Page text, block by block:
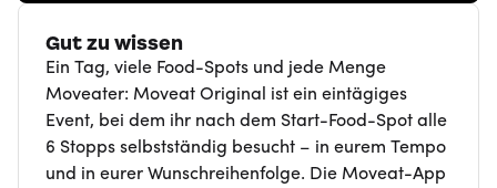
Gut zu wissen
Ein Tag, viele Food-Spots und jede Menge
Moveater: Moveat Original ist ein eintägiges
Event, bei dem ihr nach dem Start-Food-Spot alle
6 Stopps selbstständig besucht – in eurem Tempo
und in eurer Wunschreihenfolge. Die Moveat-App